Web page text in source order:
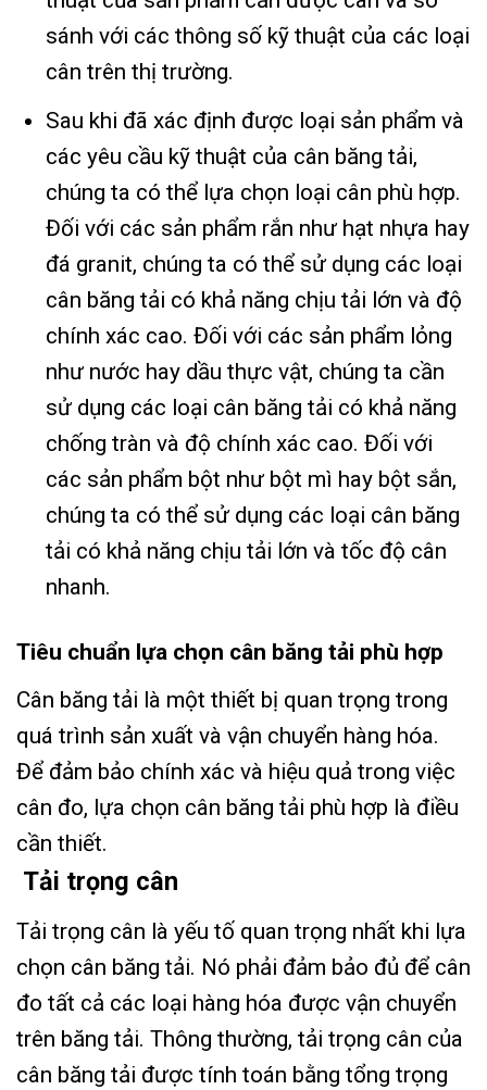
sánh với các thông số kỹ thuật của các loại
cân trên thị trường.
Sau khi đã xác định được loại sản phẩm và
các yêu cầu kỹ thuật của cân băng tải,
chúng ta có thể lựa chọn loại cân phù hợp.
Đối với các sản phẩm rắn như hạt nhựa hay
đá granit, chúng ta có thể sử dụng các loại
cân băng tải có khả năng chịu tải lớn và độ
chính xác cao. Đối với các sản phẩm lỏng
như nước hay dầu thực vật, chúng ta cần
sử dụng các loại cân băng tải có khả năng
chống tràn và độ chính xác cao. Đối với
các sản phẩm bột như bột mì hay bột sắn,
chúng ta có thể sử dụng các loại cân băng
tải có khả năng chịu tải lớn và tốc độ cân
nhanh.
Tiêu chuẩn lựa chọn cân băng tải phù hợp
Cân băng tải là một thiết bị quan trọng trong
quá trình sản xuất và vận chuyển hàng hóa.
Để đảm bảo chính xác và hiệu quả trong việc
cân đo, lựa chọn cân băng tải phù hợp là điều
cần thiết.
Tải trọng cân
Tải trọng cân là yếu tố quan trọng nhất khi lựa
chọn cân băng tải. Nó phải đảm bảo đủ để cân
đo tất cả các loại hàng hóa được vận chuyển
trên băng tải. Thông thường, tải trọng cân của
cân băng tải được tính toán bằng tổng trọng